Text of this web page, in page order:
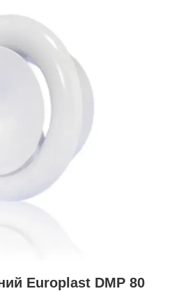
Europlast DMP 80